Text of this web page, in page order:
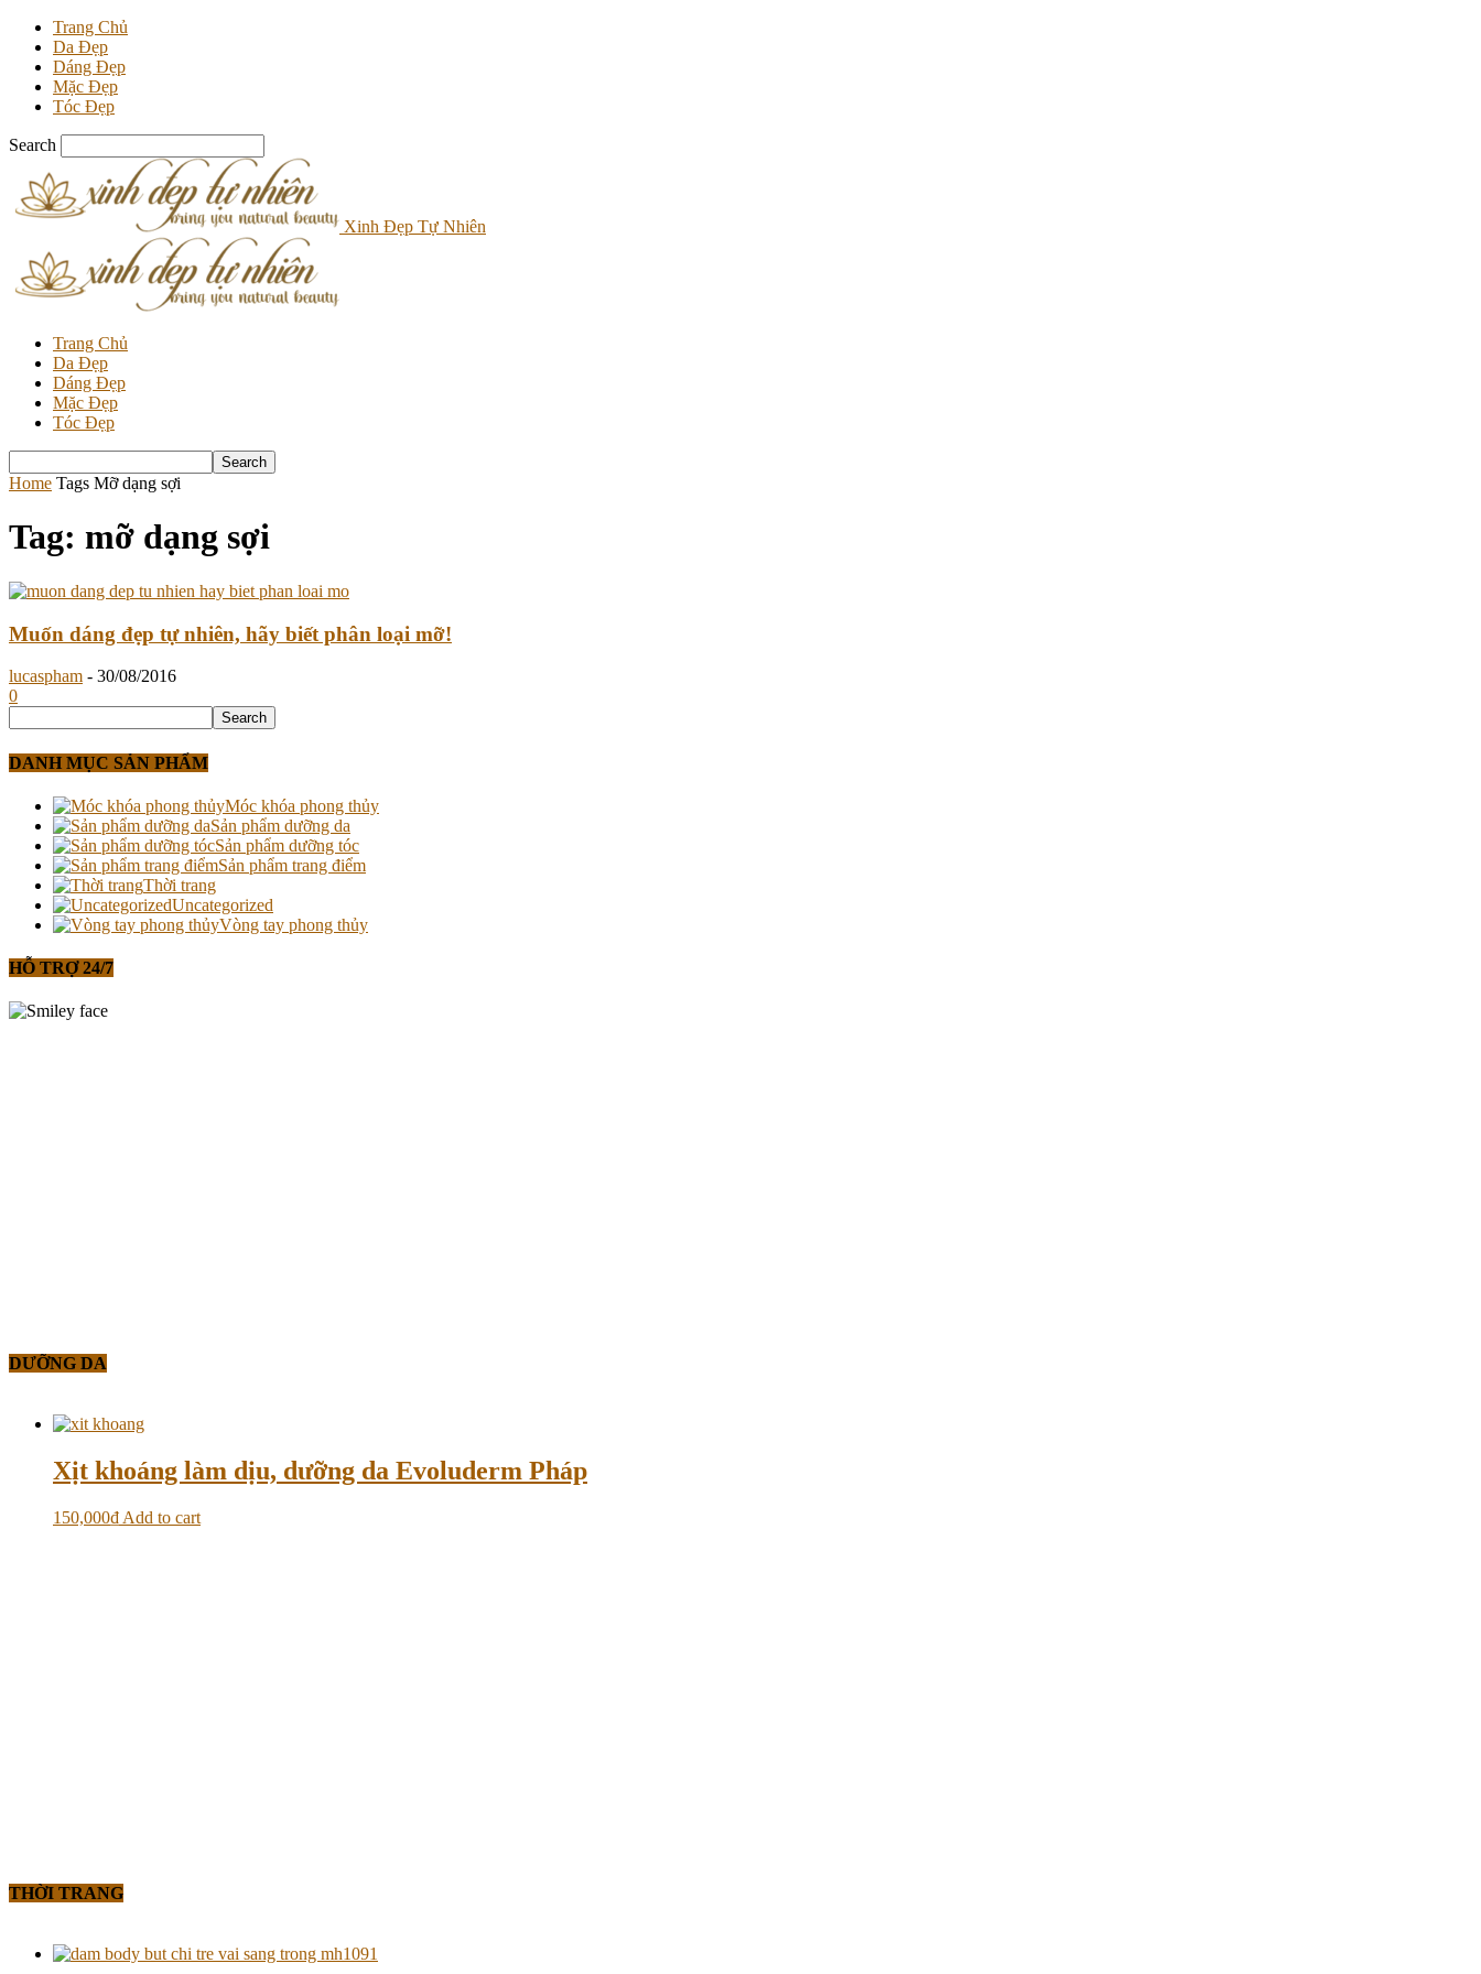
Trang Chủ
Da Đẹp
Dáng Đẹp
Mặc Đẹp
Tóc Đẹp
Search
Xinh Đẹp Tự Nhiên
Trang Chủ
Da Đẹp
Dáng Đẹp
Mặc Đẹp
Tóc Đẹp
Home Tags Mỡ dạng sợi
Tag: mỡ dạng sợi
Muốn dáng đẹp tự nhiên, hãy biết phân loại mỡ!
lucaspham - 30/08/2016
0
DANH MỤC SẢN PHẨM
Móc khóa phong thủy
Sản phẩm dưỡng da
Sản phẩm dưỡng tóc
Sản phẩm trang điểm
Thời trang
Uncategorized
Vòng tay phong thủy
HỖ TRỢ 24/7
DƯỠNG DA
Xịt khoáng làm dịu, dưỡng da Evoluderm Pháp
150,000₫ Add to cart
THỜI TRANG